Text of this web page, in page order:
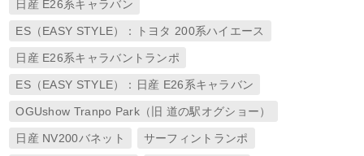
日産 E26系キャラバン
ES（EASY STYLE）：トヨタ 200系ハイエース
日産 E26系キャラバントランポ
ES（EASY STYLE）：日産 E26系キャラバン
OGUshow Tranpo Park（旧 道の駅オグショー）
日産 NV200バネット サーフィントランポ